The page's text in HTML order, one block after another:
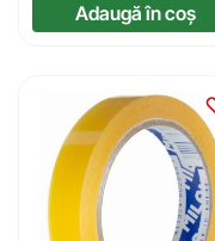
Adaugă în coș